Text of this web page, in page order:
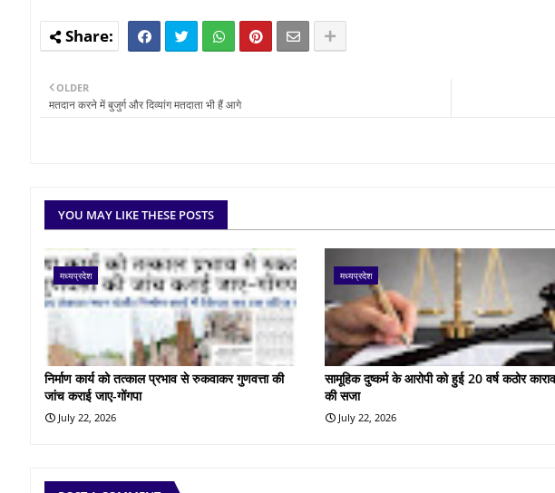
OLDER
मतदान करने में बुजुर्ग और दिव्यांग मतदाता भी हैं आगे
YOU MAY LIKE THESE POSTS
मध्यप्रदेश
निर्माण कार्य को तत्काल प्रभाव से रुकवाकर गुणवत्ता की
जांच कराई जाए-गोंगपा
July 22, 2026
मध्यप्रदेश
सामूहिक दुष्कर्म के आरोपी को हुई 20 वर्ष कठोर
की सजा
July 22, 2026